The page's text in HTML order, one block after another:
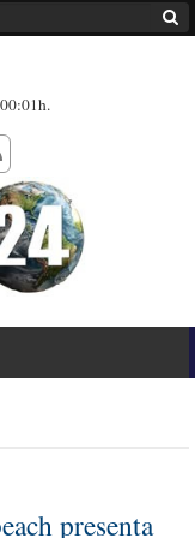
00:01h.
presenta